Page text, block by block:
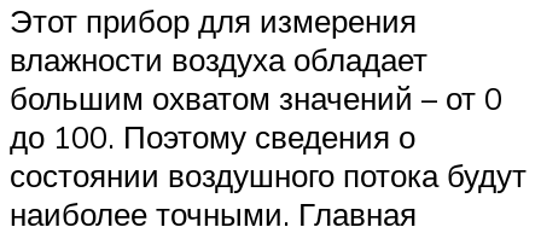
Этот прибор для измерения
влажности воздуха обладает
большим охватом значений – от 0
до 100. Поэтому сведения о
состоянии воздушного потока будут
наиболее точными. Главная